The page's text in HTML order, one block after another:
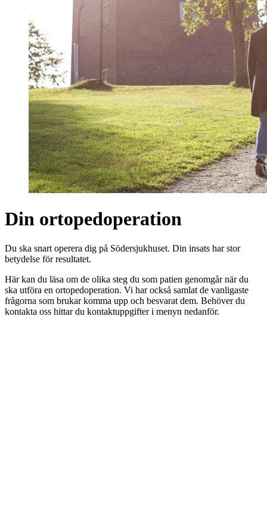
Din ortoped­operation
Du ska snart operera dig på Södersjukhuset. Din insats har stor
betydelse för resultatet.
Här kan du läsa om de olika steg du som patien genomgår när du
ska utföra en ortopedoperation. Vi har också samlat de vanligaste
frågorna som brukar komma upp och besvarat dem. Behöver du
kontakta oss hittar du kontaktuppgifter i menyn nedanför.